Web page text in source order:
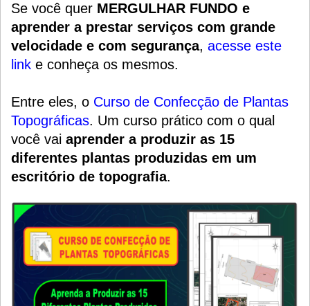
Se você quer MERGULHAR FUNDO e
aprender a prestar serviços com grande
velocidade e com segurança, acesse este
link e conheça os mesmos.
Entre eles, o Curso de Confecção de Plantas
Topográficas. Um curso prático com o qual
você vai aprender a produzir as 15
diferentes plantas produzidas em um
escritório de topografia.